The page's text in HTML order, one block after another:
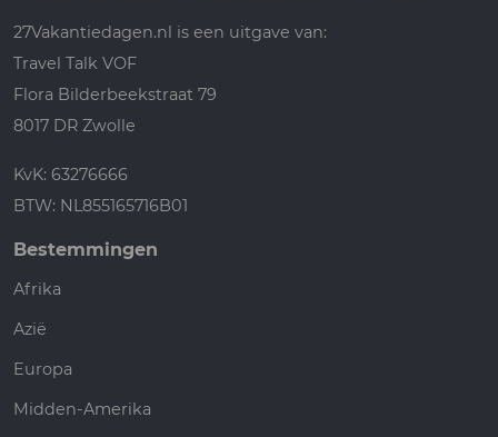
27Vakantiedagen.nl is een uitgave van:
Travel Talk VOF
Flora Bilderbeekstraat 79
8017 DR Zwolle
KvK: 63276666
BTW: NL855165716B01
Bestemmingen
Afrika
Azië
Europa
Midden-Amerika